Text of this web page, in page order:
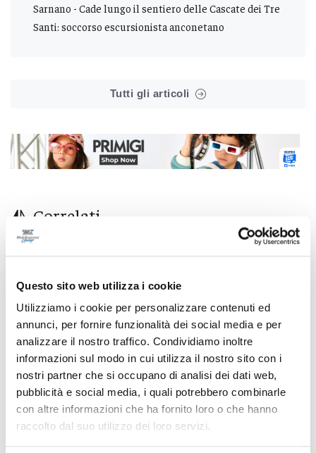
Questo sito web utilizza i cookie
Utilizziamo i cookie per personalizzare contenuti ed
annunci, per fornire funzionalità dei social media e per
analizzare il nostro traffico. Condividiamo inoltre
informazioni sul modo in cui utilizza il nostro sito con i
nostri partner che si occupano di analisi dei dati web,
pubblicità e social media, i quali potrebbero combinarle
con altre informazioni che ha fornito loro o che hanno
raccolto dal suo utilizzo dei loro servizi.
Sarnano - Cade lungo il sentiero delle Cascate dei Tre
Santi: soccorso escursionista anconetano
Tutti gli articoli
Correlati